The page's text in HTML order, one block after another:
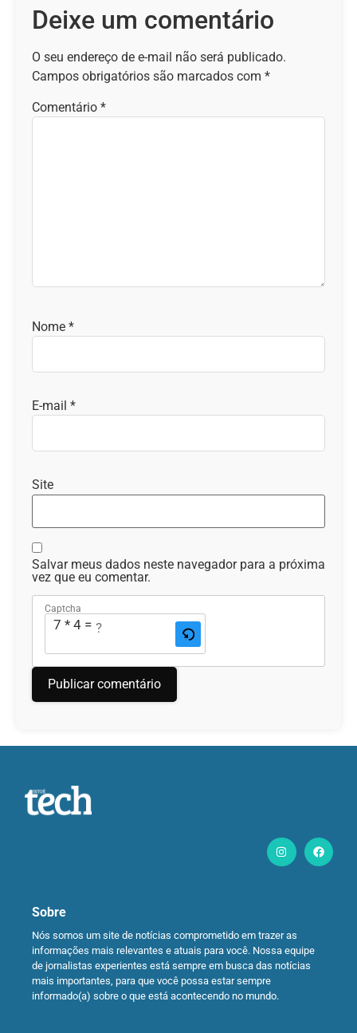
Deixe um comentário
O seu endereço de e-mail não será publicado.
Campos obrigatórios são marcados com *
Comentário *
Nome *
E-mail *
Site
Salvar meus dados neste navegador para a próxima
vez que eu comentar.
Captcha
7 * 4 = ?
Sobre
Nós somos um site de notícias comprometido em trazer as
informações mais relevantes e atuais para você. Nossa equipe
de jornalistas experientes está sempre em busca das notícias
mais importantes, para que você possa estar sempre
informado(a) sobre o que está acontecendo no mundo.